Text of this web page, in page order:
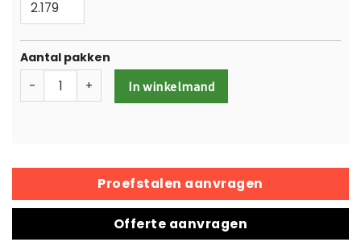
Aantal pakken
-
+ In winkelmand
Proefstalen aanvragen
Offerte aanvragen